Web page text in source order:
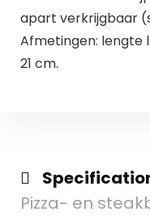
apart verkrijgbaar
Afmetingen: lengte
21 cm.
Pizza- en